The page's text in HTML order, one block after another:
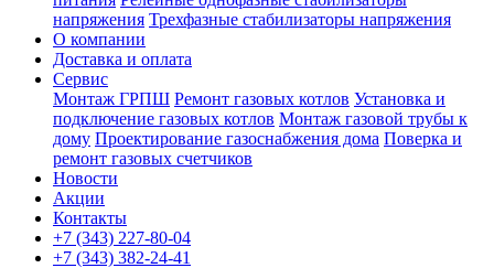
напряжения Трехфазные стабилизаторы напряжения
О компании
Доставка и оплата
Сервис
Монтаж ГРПШ Ремонт газовых котлов Установка и
подключение газовых котлов Монтаж газовой трубы к
дому Проектирование газоснабжения дома Поверка и
ремонт газовых счетчиков
Новости
Акции
Контакты
+7 (343) 227-80-04
+7 (343) 382-24-41